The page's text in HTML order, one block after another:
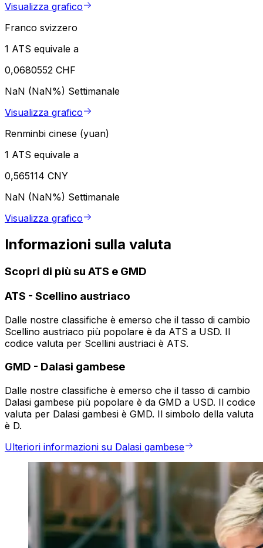
Visualizza grafico
Franco svizzero
1 ATS equivale a
0,0680552 CHF
NaN (NaN%) Settimanale
Visualizza grafico
Renminbi cinese (yuan)
1 ATS equivale a
0,565114 CNY
NaN (NaN%) Settimanale
Visualizza grafico
Informazioni sulla valuta
Scopri di più su ATS e GMD
ATS - Scellino austriaco
Dalle nostre classifiche è emerso che il tasso di cambio
Scellino austriaco più popolare è da ATS a USD. Il
codice valuta per Scellini austriaci è ATS.
GMD - Dalasi gambese
Dalle nostre classifiche è emerso che il tasso di cambio
Dalasi gambese più popolare è da GMD a USD. Il codice
valuta per Dalasi gambesi è GMD. Il simbolo della valuta
è D.
Ulteriori informazioni su Dalasi gambese